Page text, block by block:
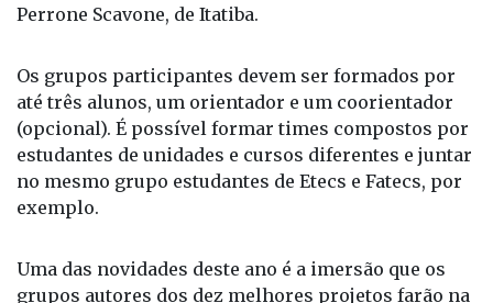
Tecnologia (Fatecs) estaduais e de outras escolas.
projetos de 2021 estava a Esteira Seletora de
Garrafas, iniciativa de estudantes da Etec Rosa
Perrone Scavone, de Itatiba.
Os grupos participantes devem ser formados por
até três alunos, um orientador e um coorientador
estudantes de unidades e cursos diferentes e juntar
no mesmo grupo estudantes de Etecs e Fatecs, por